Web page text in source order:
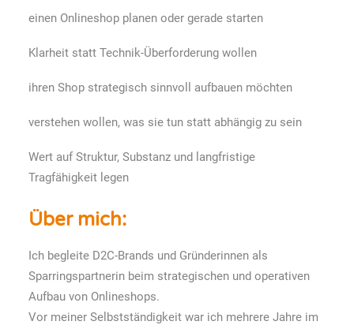
einen Onlineshop planen oder gerade starten
Klarheit statt Technik-Überforderung wollen
ihren Shop strategisch sinnvoll aufbauen möchten
verstehen wollen, was sie tun statt abhängig zu sein
Wert auf Struktur, Substanz und langfristige
Tragfähigkeit legen
Über mich:
Ich begleite D2C-Brands und Gründerinnen als
Sparringspartnerin beim strategischen und operativen
Aufbau von Onlineshops.
Vor meiner Selbstständigkeit war ich mehrere Jahre im